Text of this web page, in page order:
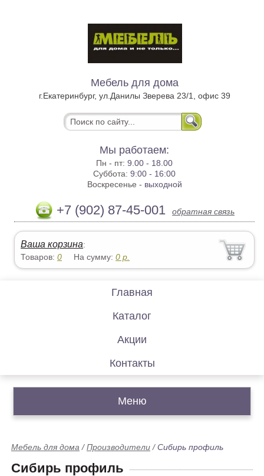
Мебель для дома
г.Екатеринбург, ул.Данилы Зверева 23/1, офис 39
Мы работаем:
Пн - пт:9.00 - 18.00
Суббота:9:00 - 16:00
Воскресенье - выходной
+7 (902) 87-45-001 обратная связь
Ваша корзина:
Товаров:0 На сумму:0 р.
Главная
Каталог
Акции
Контакты
Меню
Мебель для дома /Производители /Сибирь профиль
Сибирь профиль